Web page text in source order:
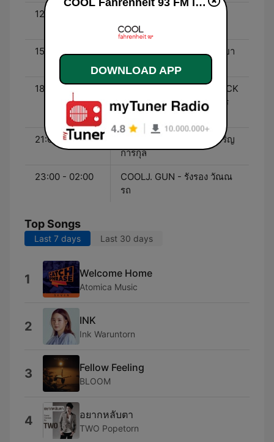
12:30 - 15:00
วิชัยดิษฐ์
15:00 - 18:00
COOLJ. ARM - พิพัฒน์ วิทยา
ปัญญานนท์
18:00 - 21:00
COOLJ. NAN / COOLJ. NICK
- กัญดา ศรีธรรมูปถัมภ์ | ถิร
ภัทร ชัยจรรยา
21:00 - 23:00
COOLJ. PIPE - ปวร กิจเจริญ
การกุล
23:00 - 02:00
COOLJ. GUN - รังรอง วัณณ
รถ
Top Songs
Last 7 days Last 30 days
1 Welcome Home
Atomica Music
2 INK
Ink Waruntorn
3 Fellow Feeling
BLOOM
4 อยากหลับตา
TWO Popetorn
DOWNLOAD APP